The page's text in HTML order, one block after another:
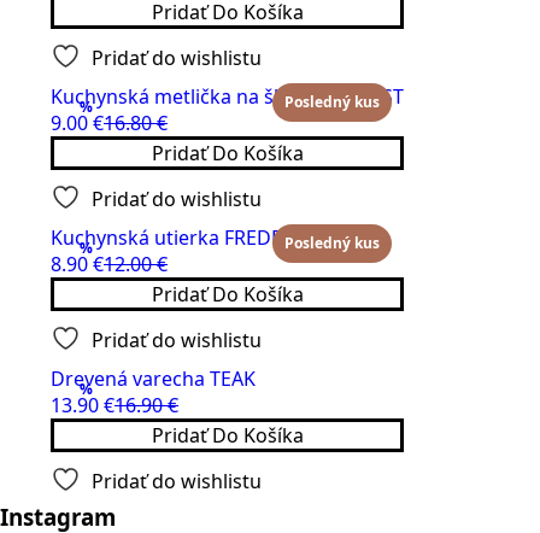
price
was:
72.00 €.
price
is:
43.90 €.
Pridať Do Košíka
Pridať do wishlistu
% Posledný kus
Kuchynská metlička na šľahanie ERNST
16.80€
Original
price
was:
16.80 €.
9.00€
Current
price
is:
9.00 €.
Pridať Do Košíka
Pridať do wishlistu
% Posledný kus
Kuchynská utierka FREDRIK Duvblå
12.00€
Original
price
was:
12.00 €.
8.90€
Current
price
is:
8.90 €.
Pridať Do Košíka
Pridať do wishlistu
%
Drevená varecha TEAK
16.90€
Original
price
was:
16.90 €.
13.90€
Current
price
is:
13.90 €.
Pridať Do Košíka
Pridať do wishlistu
Instagram